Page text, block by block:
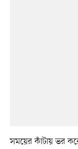
সময়ের কাঁটায় ভর